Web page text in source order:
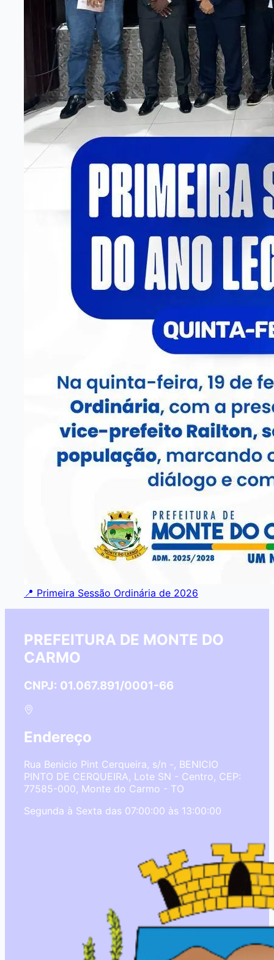
📍 Primeira Sessão Ordinária de 2026
PREFEITURA DE MONTE DO
CARMO
CNPJ: 01.067.891/0001-66
Endereço
Rua Benicio Pint Cerqueira, s/n -, BENICIO
PINTO DE CERQUEIRA, Lote SN - Centro, CEP:
77585-000, Monte do Carmo - TO
Segunda à Sexta das 07:00:00 às 13:00:00